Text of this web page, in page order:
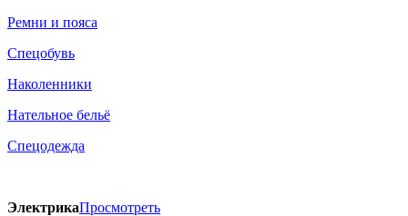
Ремни и пояса
Спецобувь
Наколенники
Нательное бельё
Спецодежда
ЭлектрикаПросмотреть